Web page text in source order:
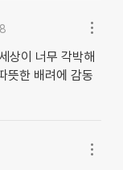
상이 너무 각박해
뜻한 배려에 감동